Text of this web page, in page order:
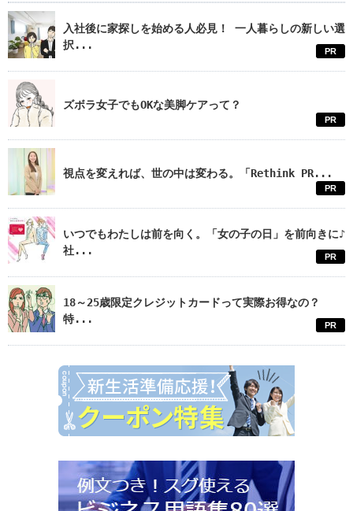
入社後に家探しを始める人必見！ 一人暮らしの新しい選
択...
PR
ズボラ女子でもOKな美脚ケアって？
PR
視点を変えれば、世の中は変わる。「Rethink PR...
PR
いつでもわたしは前を向く。「女の子の日」を前向きに♪
社...
PR
18～25歳限定クレジットカードって実際お得なの？
特...
PR